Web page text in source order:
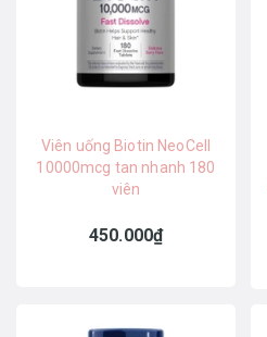
Viên uống Biotin NeoCell
10000mcg tan nhanh 180
viên
450.000₫